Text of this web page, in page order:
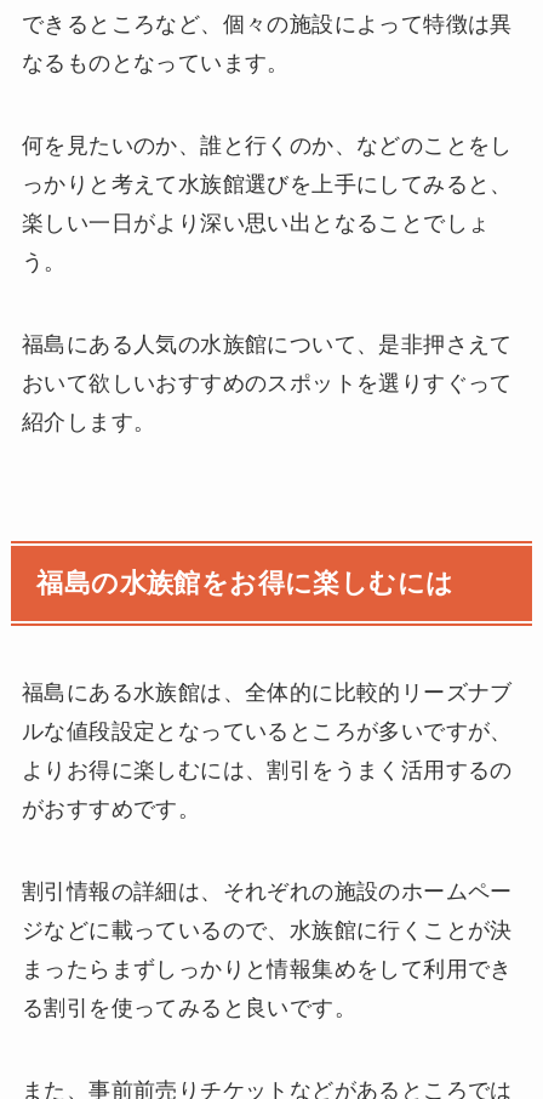
できるところなど、個々の施設によって特徴は異
なるものとなっています。
何を見たいのか、誰と行くのか、などのことをし
っかりと考えて水族館選びを上手にしてみると、
楽しい一日がより深い思い出となることでしょ
う。
福島にある人気の水族館について、是非押さえて
おいて欲しいおすすめのスポットを選りすぐって
紹介します。
福島の水族館をお得に楽しむには
福島にある水族館は、全体的に比較的リーズナブ
ルな値段設定となっているところが多いですが、
よりお得に楽しむには、割引をうまく活用するの
がおすすめです。
割引情報の詳細は、それぞれの施設のホームペー
ジなどに載っているので、水族館に行くことが決
まったらまずしっかりと情報集めをして利用でき
る割引を使ってみると良いです。
また、事前前売りチケットなどがあるところでは